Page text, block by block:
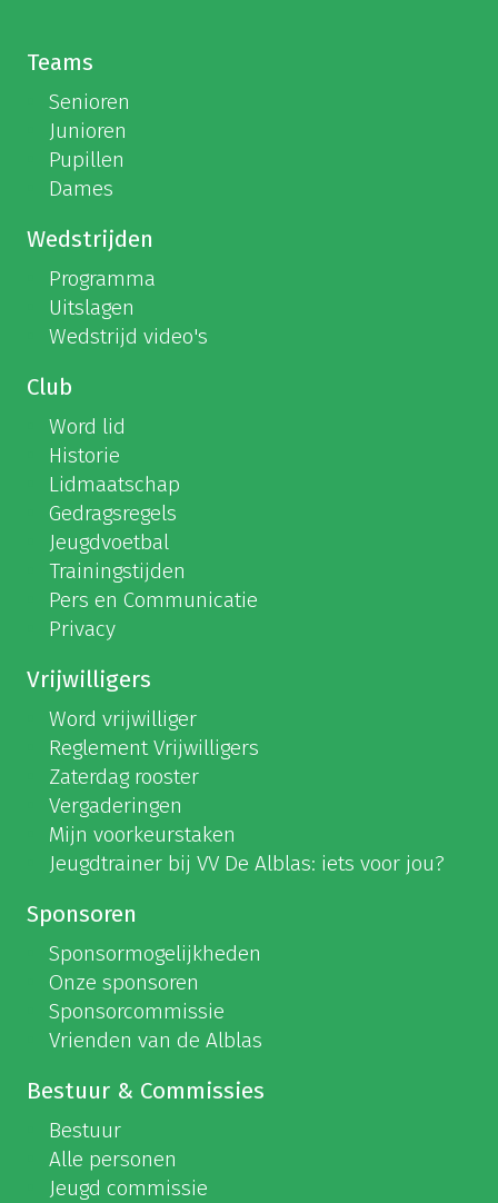
Teams
Senioren
Junioren
Pupillen
Dames
Wedstrijden
Programma
Uitslagen
Wedstrijd video's
Club
Word lid
Historie
Lidmaatschap
Gedragsregels
Jeugdvoetbal
Trainingstijden
Pers en Communicatie
Privacy
Vrijwilligers
Word vrijwilliger
Reglement Vrijwilligers
Zaterdag rooster
Vergaderingen
Mijn voorkeurstaken
Jeugdtrainer bij VV De Alblas: iets voor jou?
Sponsoren
Sponsormogelijkheden
Onze sponsoren
Sponsorcommissie
Vrienden van de Alblas
Bestuur & Commissies
Bestuur
Alle personen
Jeugd commissie